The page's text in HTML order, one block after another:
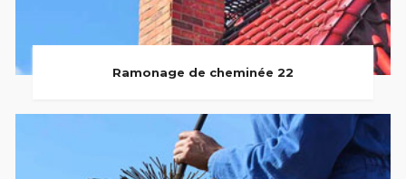
Ramonage de cheminée 22